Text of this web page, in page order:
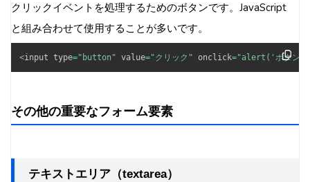
クリックイベントを処理するためのボタンです。JavaScript
と組み合わせて使用することが多いです。
<input type="button" value="クリック" onclick="alert('ボタンが
その他の重要なフォーム要素
テキストエリア（textarea）